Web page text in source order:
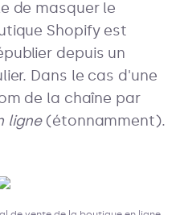
de masquer le
Shopify est
depuis un
Dans le cas d'une
de la chaîne par
ligne(étonnamment).